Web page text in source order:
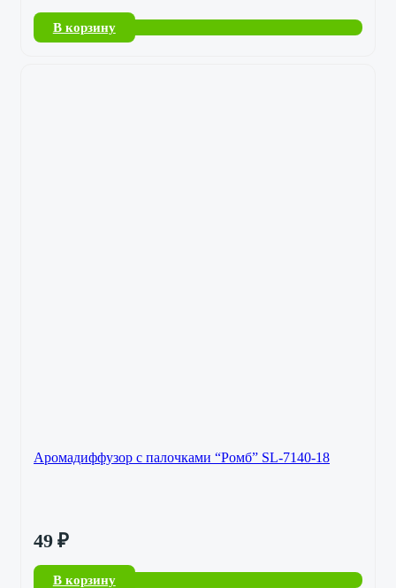
В корзину
Аромадиффузор с палочками “Ромб” SL-7140-18
49 ₽
В корзину